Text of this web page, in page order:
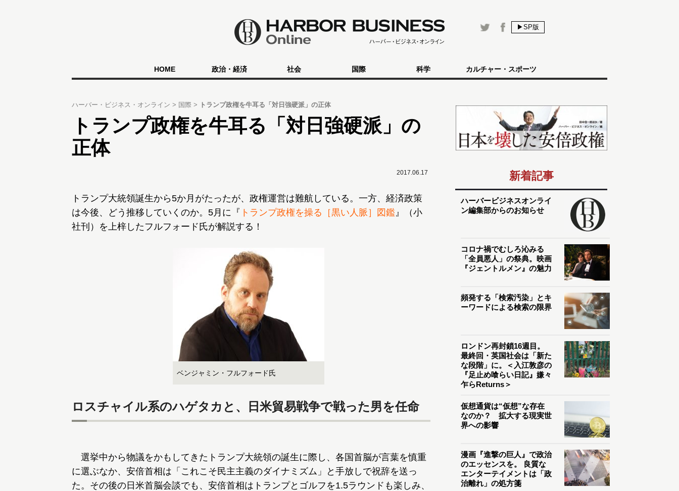
▶SP版
HOME 政治・経済 社会 国際 科学 カルチャー・スポーツ
ハーバー・ビジネス・オンライン 国際 トランプ政権を牛耳る「対日強硬派」の正体
トランプ政権を牛耳る「対日強硬派」の
正体
2017.06.17
トランプ大統領誕生から5か月がたったが、政権運営は難航している。一方、経済政策
は今後、どう推移していくのか。5月に『 トランプ政権を操る［黒い人脈］図鑑』（小
社刊）を上梓したフルフォード氏が解説する！
ベンジャミン・フルフォード氏
ロスチャイル系のハゲタカと、日米貿易戦争で戦った男を任命
選挙中から物議をかもしてきたトランプ大統領の誕生に際し、各国首脳が言葉を慎重
に選ぶなか、安倍首相は「これこそ民主主義のダイナミズム」と手放しで祝辞を送っ
た。その後の日米首脳会談でも、安倍首相はトランプとゴルフを1.5ラウンドも楽しみ、
新着記事
ハーバービジネスオンライ
ン編集部からのお知らせ
コロナ禍でむしろ沁みる
「全員悪人」の祭典。映画
『ジェントルメン』の魅力
頻発する「検索汚染」とキ
ーワードによる検索の限界
ロンドン再封鎖16週目。
最終回・英国社会は「新た
な段階」に。＜入江敦彦の
『足止め喰らい日記』嫌々
乍らReturns＞
仮想通貨は“仮想”な存在
なのか？ 拡大する現実世
界への影響
漫画『進撃の巨人』で政治
のエッセンスを。 良質な
エンターテイメントは「政
治離れ」の処方箋